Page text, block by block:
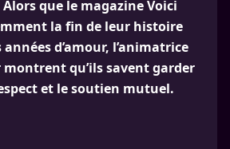
que le magazine Voici
la fin de leur histoire
d’amour, l’animatrice
qu’ils savent garder
et le soutien mutuel.